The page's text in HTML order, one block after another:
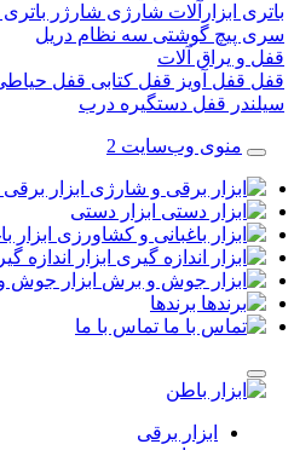
ابزارآلات شارژیشارژر باتریتیغه
پیچ گوشتیسه نظام دریل
یراق آلات
قفل آویز قفل کتابیقفل حیاطی
قفل دستگیره درب
منوی وب‌سایت 2
ابزار برقی و
ابزار دستی
ابزار
ابزار اندازه گیری
ابزار جوش و
برندها
تماس با ما
ابزار برقی